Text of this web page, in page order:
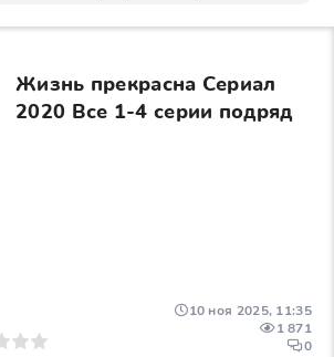
Жизнь прекрасна Сериал
2020 Все 1-4 серии подряд
10 ноя 2025, 11:35
1 871
0